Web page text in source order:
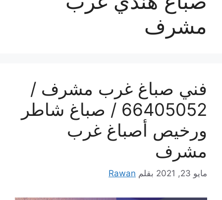
مشرف
فني صباغ غرب مشرف /
66405052 / صباغ شاطر
ورخيص أصباغ غرب
مشرف
مايو 23, 2021 بقلم Rawan